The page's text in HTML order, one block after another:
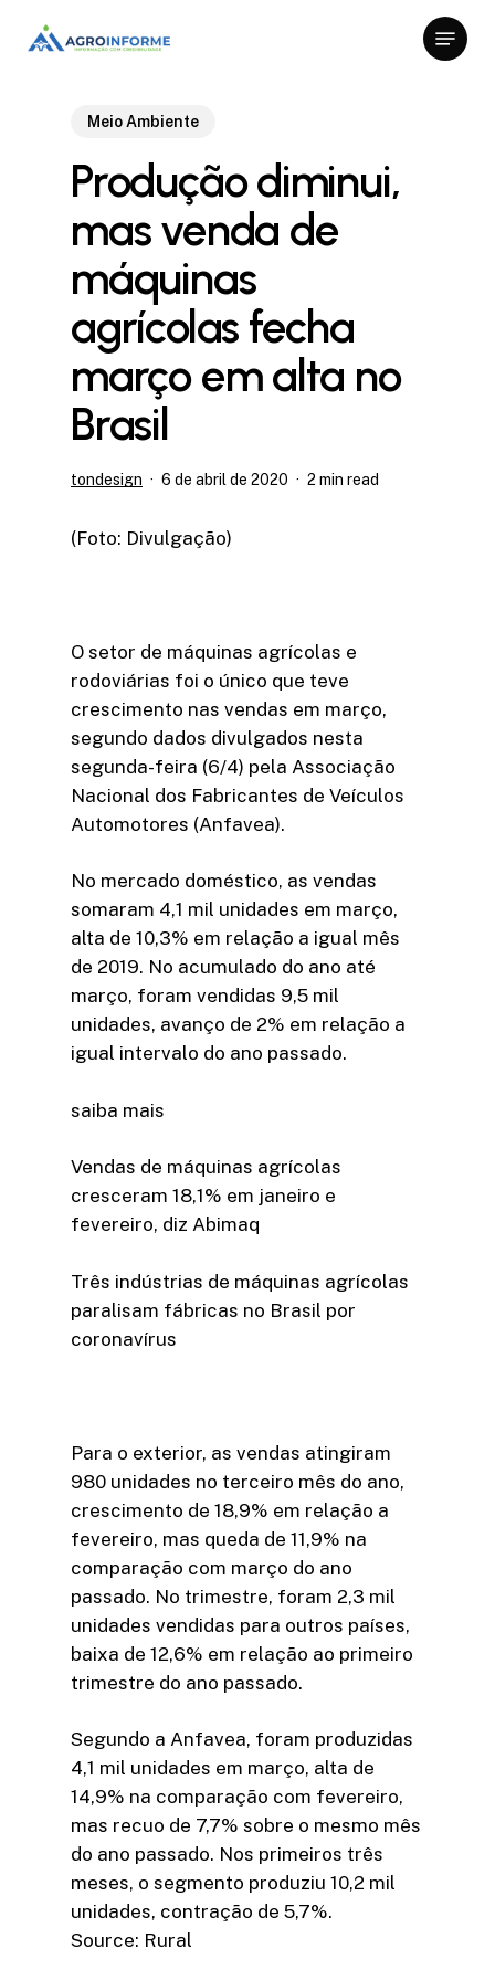
Menu
Meio Ambiente
Produção diminui,
mas venda de
máquinas
agrícolas fecha
março em alta no
Brasil
tondesign 6 de abril de 2020 2 min read
(Foto: Divulgação)
O setor de máquinas agrícolas e
rodoviárias foi o único que teve
crescimento nas vendas em março,
segundo dados divulgados nesta
segunda-feira (6/4) pela Associação
Nacional dos Fabricantes de Veículos
Automotores (Anfavea).
No mercado doméstico, as vendas
somaram 4,1 mil unidades em março,
alta de 10,3% em relação a igual mês
de 2019. No acumulado do ano até
março, foram vendidas 9,5 mil
unidades, avanço de 2% em relação a
igual intervalo do ano passado.
saiba mais
Vendas de máquinas agrícolas
cresceram 18,1% em janeiro e
fevereiro, diz Abimaq
Três indústrias de máquinas agrícolas
paralisam fábricas no Brasil por
coronavírus
Para o exterior, as vendas atingiram
980 unidades no terceiro mês do ano,
crescimento de 18,9% em relação a
fevereiro, mas queda de 11,9% na
comparação com março do ano
passado. No trimestre, foram 2,3 mil
unidades vendidas para outros países,
baixa de 12,6% em relação ao primeiro
trimestre do ano passado.
Segundo a Anfavea, foram produzidas
4,1 mil unidades em março, alta de
14,9% na comparação com fevereiro,
mas recuo de 7,7% sobre o mesmo mês
do ano passado. Nos primeiros três
meses, o segmento produziu 10,2 mil
unidades, contração de 5,7%.
Source: Rural